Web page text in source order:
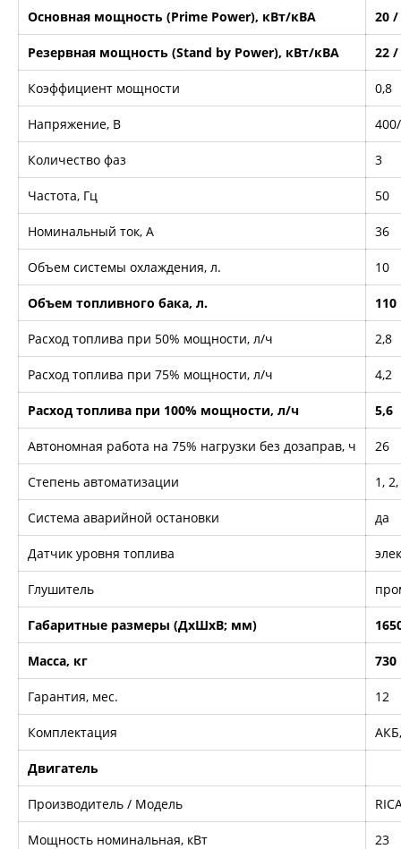
Основная мощность (Prime Power), кВт/кВА 20 /
Резервная мощность (Stand by Power), кВт/кВА 22 /
Коэффициент мощности 0,8
Напряжение, В
Количество фаз 3
Частота, Гц 50
Номинальный ток, А 36
Объем системы охлаждения, л. 10
Объем топливного бака, л. 110
Расход топлива при 50% мощности, л/ч 2,8
Расход топлива при 75% мощности, л/ч 4,2
Расход топлива при 100% мощности, л/ч 5,6
Автономная работа на 75% нагрузки без дозаправ, ч 26
Степень автоматизации 1,
Система аварийной остановки да
Датчик уровня топлива
Глушитель
Габаритные размеры (ДхШхВ; мм)
Масса, кг 730
Гарантия, мес. 12
Комплектация
Двигатель
Производитель / Модель
Мощность номинальная, кВт 23